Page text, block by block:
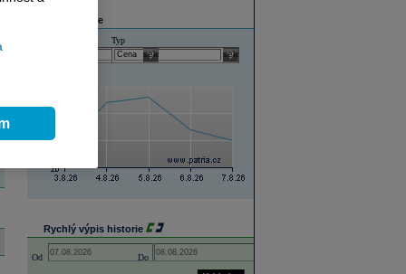
Graf historie
select
Typ
select
Rychlý výpis historie
Od
Open the calendar popup.
Do